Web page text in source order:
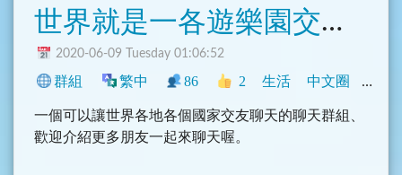
世界就是一各遊樂園交友、聯誼
2020-06-09 Tuesday 01:06:52
群組 繁中 86 2 生活 中文圈 香港
一個可以讓世界各地各個國家交友聊天的聊天群組、
歡迎介紹更多朋友一起來聊天喔。